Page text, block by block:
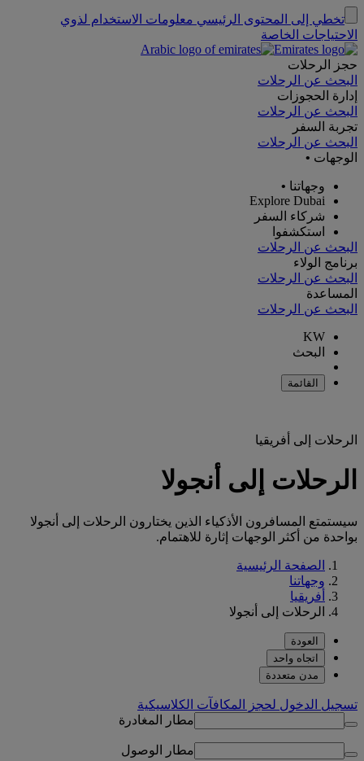
تخطي إلى المحتوى الرئيسي معلومات الاستخدام لذوي
الاحتياجات الخاصة
حجز الرحلات
البحث عن الرحلات
إدارة الحجوزات
البحث عن الرحلات
تجربة السفر
البحث عن الرحلات
الوجهات •
وجهاتنا •
Explore Dubai
شركاء السفر
استكشفوا
البحث عن الرحلات
برنامج الولاء
البحث عن الرحلات
المساعدة
البحث عن الرحلات
KW
البحث
القائمة
الرحلات إلى أفريقيا
الرحلات إلى أنجولا
سيستمتع المسافرون الأذكياء الذين يختارون الرحلات إلى أنجولا
بواحدة من أكثر الوجهات إثارة للاهتمام.
الصفحة الرئيسية
وجهاتنا
أفريقيا
الرحلات إلى أنجولا
العودة
اتجاه واحد
مدن متعددة
تسجيل الدخول لحجز المكافآت الكلاسيكية
مطار المغادرة
مطار الوصول